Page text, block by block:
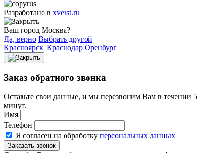
Разработано в xverst.ru
Ваш город Москва?
Да, верно Выбрать другой
Красноярск, Краснодар Оренбург
Заказ обратного звонка
Оставьте свои данные, и мы перезвоним Вам в течении 5
минут.
Имя
Телефон
Я согласен на обработку персональных данных